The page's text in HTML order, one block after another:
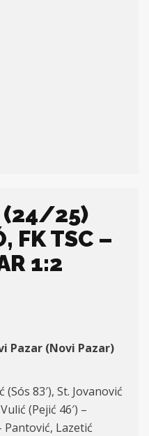
(24/25)
FK TSC –
1:2
Pazar (Novi Pazar)
83′), St. Jovanović
(Pejić 46′) –
Pantović, Lazetić